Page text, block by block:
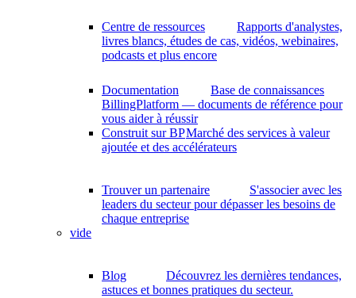
Centre de ressources
Rapports d'analystes,
livres blancs, études de cas, vidéos, webinaires,
podcasts et plus encore
Documentation
Base de connaissances
BillingPlatform — documents de référence pour
vous aider à réussir
Construit sur BPMarché des services à valeur
ajoutée et des accélérateurs
Trouver un partenaire
S'associer avec les
leaders du secteur pour dépasser les besoins de
chaque entreprise
vide
Blog
Découvrez les dernières tendances,
astuces et bonnes pratiques du secteur.